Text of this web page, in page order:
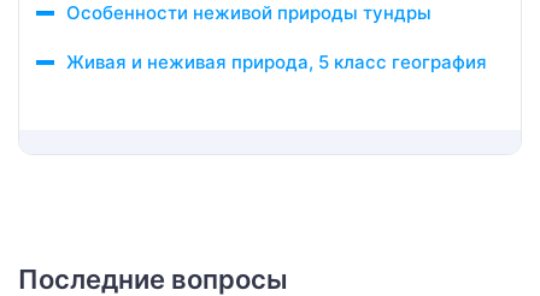
Особенности неживой природы тундры
Живая и неживая природа, 5 класс география
Последние вопросы